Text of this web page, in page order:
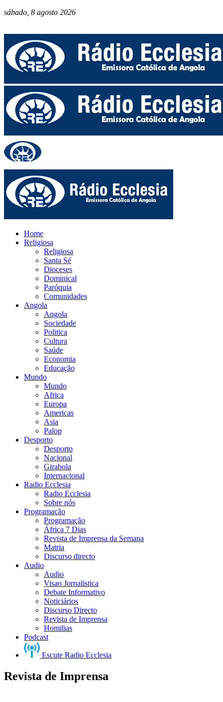
sábado, 8 agosto 2026
Home
Religiosa
Religiosa
Santa Sé
Dioceses
Dominical
Paróquia
Comunidades
Angola
Angola
Sociedade
Politica
Cultura
Saúde
Economia
Educação
Mundo
Mundo
Africa
Europa
Americas
Asia
Palop
Desporto
Desporto
Nacional
Girabola
Internacional
Radio Ecclesia
Radio Ecclesia
Sobre nós
Programação
Programação
África 7 Dias
Revista de Imprensa da Semana
Matria
Discurso directo
Audio
Audio
Visao Jornalistica
Debate Informativo
Noticiários
Discurso Directo
Revista de Imprensa
Homilias
Podcast
Escute Radio Ecclesia
Revista de Imprensa